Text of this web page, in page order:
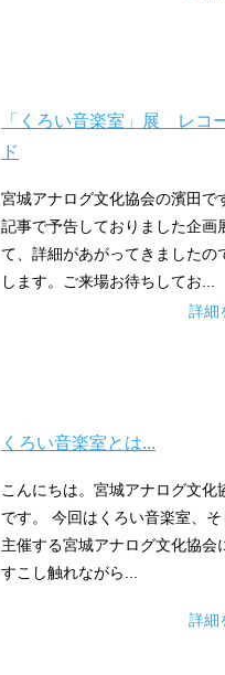
「くろい音楽室」展 レコ
ド
宮城アナログ文化協会の濱田で
記事で予告しておりました企画
て、詳細があがってきましたの
します。ご来場お待ちしてお...
詳細
くろい音楽室とは...
こんにちは。宮城アナログ文化
です。 今回はくろい音楽室、
主催する宮城アナログ文化協会
すこし触れながら...
詳細